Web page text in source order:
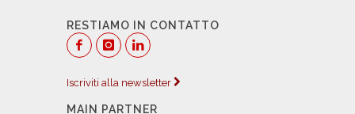
RESTIAMO IN CONTATTO
Iscriviti alla newsletter
MAIN PARTNER